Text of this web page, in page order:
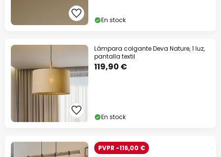
En stock
Lámpara colgante Deva Nature, 1 luz,
pantalla textil
119,90 €
En stock
PVPR -116,00 €